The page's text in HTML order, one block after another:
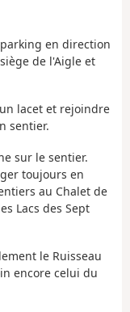
en direction
de l'Aigle et
lacet et rejoindre
sentier.
sur le sentier.
toujours en
au Chalet de
Lacs des Sept
le Ruisseau
encore celui du